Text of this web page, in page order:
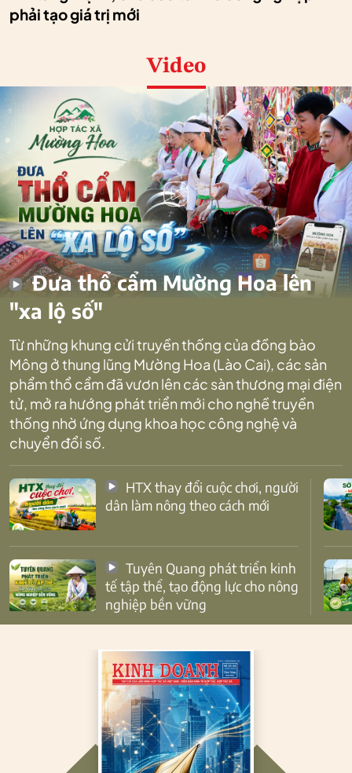
phải tạo giá trị mới
Video
Đưa thổ cẩm Mường Hoa lên
"xa lộ số"
Từ những khung cửi truyền thống của đồng bào
Mông ở thung lũng Mường Hoa (Lào Cai), các sản
phẩm thổ cẩm đã vươn lên các sàn thương mại điện
tử, mở ra hướng phát triển mới cho nghề truyền
thống nhờ ứng dụng khoa học công nghệ và
chuyển đổi số.
dân làm nông theo cách mới
tế tập thể, tạo động lực cho nông
nghiệp bền vững